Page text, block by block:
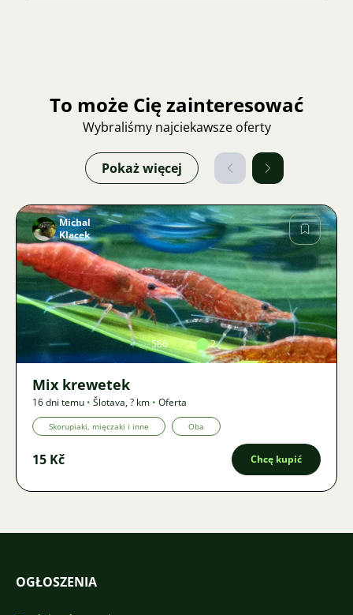
To może Cię zainteresować
Wybraliśmy najciekawsze oferty
Pokaż więcej
Zdjęcie
Michal
Klacek
566 2
Mix krewetek
16 dni temu • Šlotava,? km • Oferta
Skorupiaki, mięczaki i inne Oba
15 Kč Chcę kupić
OGŁOSZENIA